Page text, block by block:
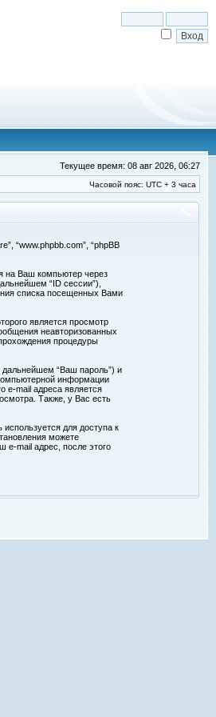
Текущее время: 08 авг 2026, 06:27
Часовой пояс: UTC + 3 часа
“www.phpbb.com”, “phpBB
на Ваш компьютер через
“ID сессии”),
списка посещенных Вами
является просмотр
неавторизованных
процедуры
дальнейшем “Ваш пароль”) и
информации
e-mail адреса является
Также, у Вас есть
для доступа к
можете
e-mail адрес, после этого